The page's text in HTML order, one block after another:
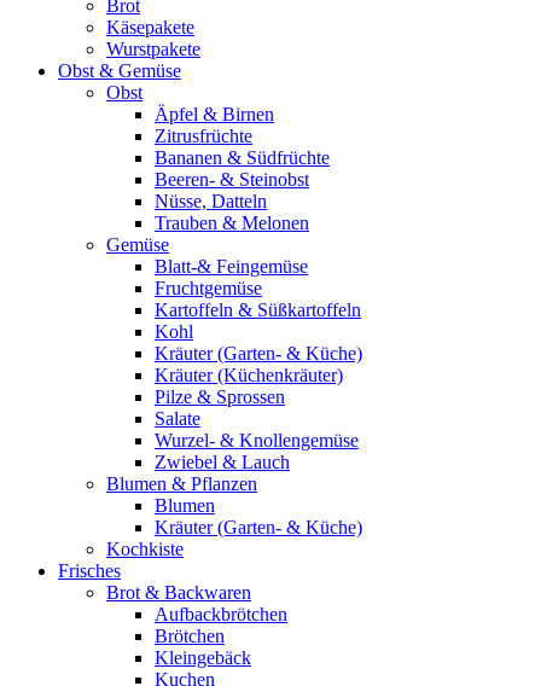
Brot
Käsepakete
Wurstpakete
Obst & Gemüse
Obst
Äpfel & Birnen
Zitrusfrüchte
Bananen & Südfrüchte
Beeren- & Steinobst
Nüsse, Datteln
Trauben & Melonen
Gemüse
Blatt-& Feingemüse
Fruchtgemüse
Kartoffeln & Süßkartoffeln
Kohl
Kräuter (Garten- & Küche)
Kräuter (Küchenkräuter)
Pilze & Sprossen
Salate
Wurzel- & Knollengemüse
Zwiebel & Lauch
Blumen & Pflanzen
Blumen
Kräuter (Garten- & Küche)
Kochkiste
Frisches
Brot & Backwaren
Aufbackbrötchen
Brötchen
Kleingebäck
Kuchen